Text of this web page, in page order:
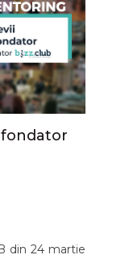
fondator
din 24 martie